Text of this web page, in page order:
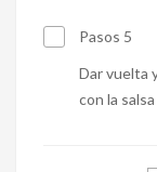
Pasos 5
Dar vuelta
con la